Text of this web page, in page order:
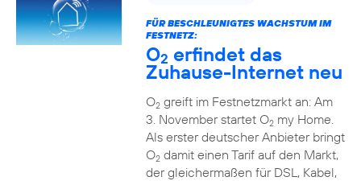
FÜR BESCHLEUNIGTES WACHSTUM IM
FESTNETZ:
O2 erfindet das
Zuhause-Internet neu
O2greift im Festnetzmarkt an: Am
3. November startet O2my Home.
Als erster deutscher Anbieter bringt
O2damit einen Tarif auf den Markt,
der gleichermaßen für DSL, Kabel,